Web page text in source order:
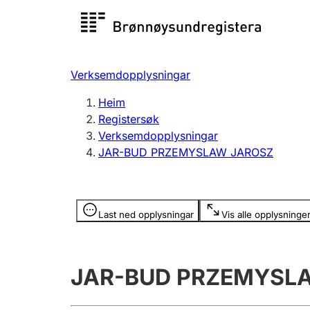
Registersøk
Registrere, endre, slette
Verksemdopplysningar
Heim
Registersøk
Verksemdopplysningar
JAR-BUD PRZEMYSLAW JAROSZ
Last ned opplysningar Vis alle opplysninger
Opplysninger er skjult
JAR-BUD